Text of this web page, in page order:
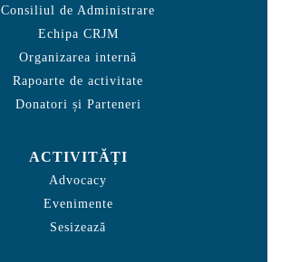
Consiliul de Administrare
Echipa CRJM
Organizarea internă
Rapoarte de activitate
Donatori și Parteneri
ACTIVITĂȚI
Advocacy
Evenimente
Sesizează